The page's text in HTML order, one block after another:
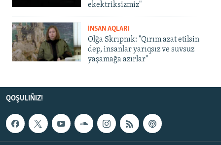
ekektriksizmiz"
İNSAN AQLARI
Olğa Skrıpnık: "Qırım azat etilsin
dep, insanlar yarıqsız ve suvsuz
yaşamağa azırlar"
QOŞULIÑIZ!